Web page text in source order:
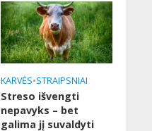
KARVĖS•STRAIPSNIAI
Streso išvengti
nepavyks – bet
galima jį suvaldyti